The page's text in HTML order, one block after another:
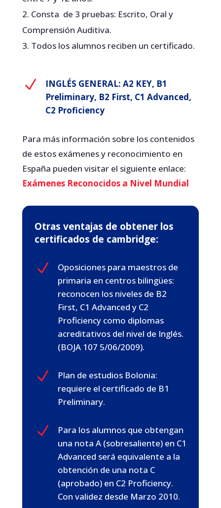
Consta de 3 pruebas: Escrito, Oral y
Comprensión Auditiva.
Todos los alumnos reciben un certificado.
N
INGLÉS GENERAL: A2 KEY, B1
Preliminary, B2 First, C1 Advanced,
C2 Proficiency
Para más información sobre los contenidos
de estos exámenes y reconocimiento en
España pueden visitar el siguiente enlace:
Exámenes Reconocidos a Nivel Mundial
Otras ventajas de obtener los
certificados de cambridge:
N
Oposiciones para maestros de
primaria en centros bilingües:
reconocen los niveles de B2
First, C1 Advanced y C2
Proficiency como diplomas
acreditativos del nivel de Inglés.
(BOJA 107 5/06/2009).
N
Plan de estudios Bolonia:
requiere el certificado de B1
Preliminary.
N
Para los alumnos que obtengan
una nota A (sobresaliente) en C1
Advanced será equivalente a la
obtención de una nota C
(aprobado) en C2 Proficiency.
Con validez desde Marzo 2010.